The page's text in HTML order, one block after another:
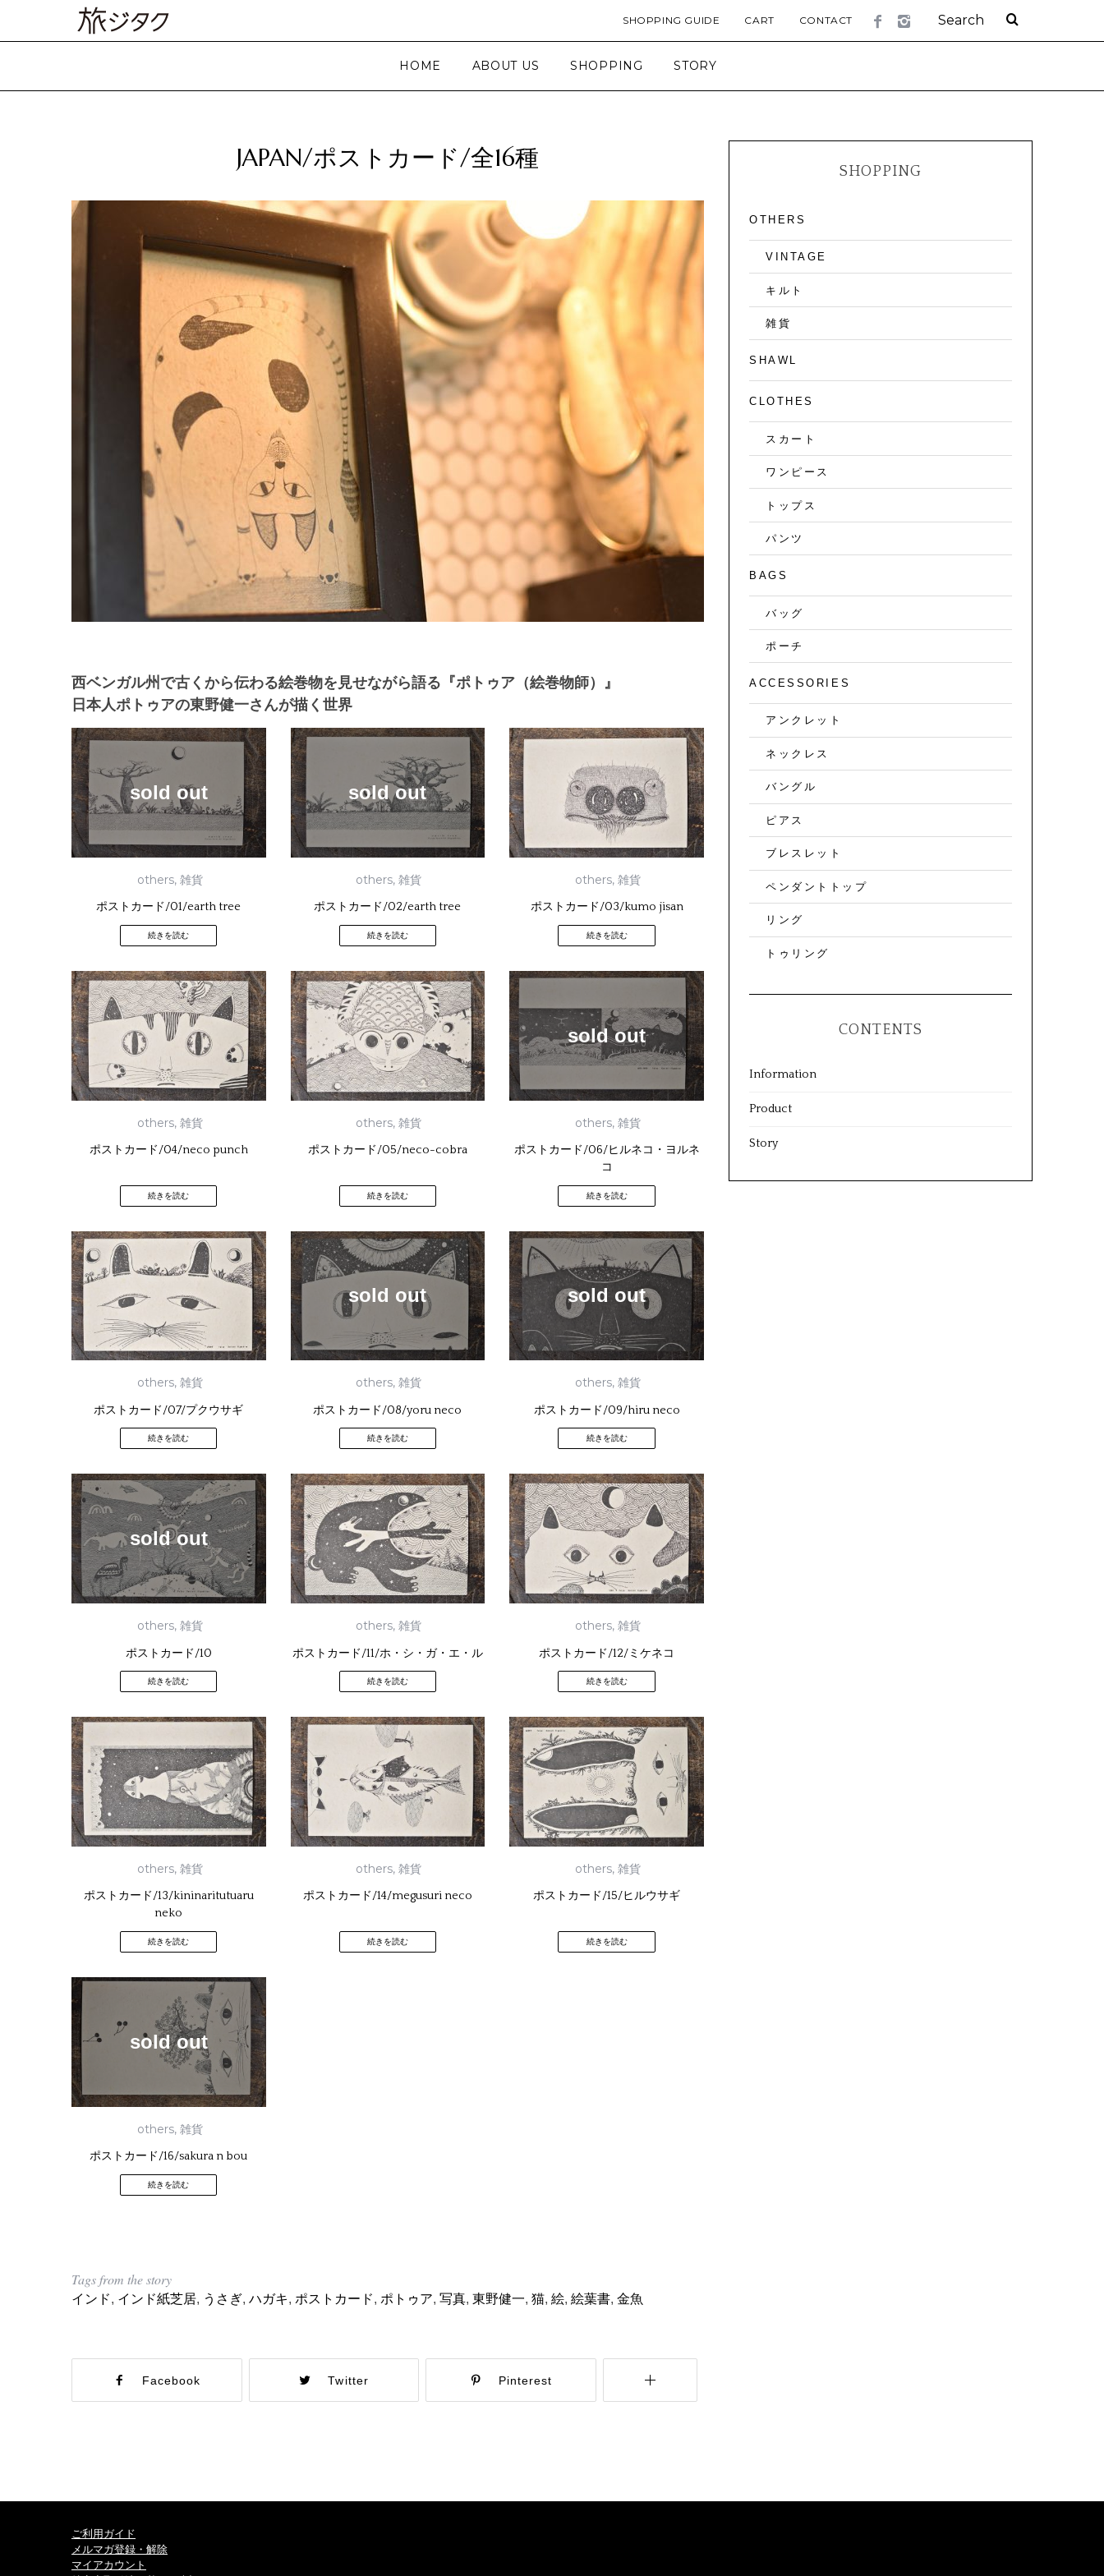
SHOPPING GUIDE CART CONTACT
HOME ABOUT US SHOPPING STORY
JAPAN/ポストカード/全16種
西ベンガル州で古くから伝わる絵巻物を見せながら語る『ポトゥア（絵巻物師）』
日本人ポトゥアの東野健一さんが描く世界
sold out
others, 雑貨
ポストカード/01/earth tree
続きを読む
sold out
others,雑貨
ポストカード/02/earth tree
続きを読む
others,雑貨
ポストカード/03/kumo jisan
続きを読む
others, 雑貨
ポストカード/04/neco punch
続きを読む
others,雑貨
ポストカード/05/neco-cobra
続きを読む
sold out
others,雑貨
ポストカード/06/ヒルネコ・ヨルネ
コ
続きを読む
others, 雑貨
ポストカード/07/プクウサギ
続きを読む
sold out
others,雑貨
ポストカード/08/yoru neco
続きを読む
sold out
others,雑貨
ポストカード/09/hiru neco
続きを読む
sold out
others, 雑貨
ポストカード/10
続きを読む
others,雑貨
ポストカード/11/ホ・シ・ガ・エ・ル
続きを読む
others,雑貨
ポストカード/12/ミケネコ
続きを読む
others, 雑貨
ポストカード/13/kininaritutuaru
neko
続きを読む
others,雑貨
ポストカード/14/megusuri neco
続きを読む
others,雑貨
ポストカード/15/ヒルウサギ
続きを読む
sold out
others, 雑貨
ポストカード/16/sakura n bou
続きを読む
Tags from the story
インド, インド紙芝居, うさぎ, ハガキ, ポストカード, ポトゥア, 写真, 東野健一, 猫, 絵, 絵葉書, 金魚
Facebook Twitter Pinterest
SHOPPING
OTHERS
VINTAGE
キルト
雑貨
SHAWL
CLOTHES
スカート
ワンピース
トップス
パンツ
BAGS
バッグ
ポーチ
ACCESSORIES
アンクレット
ネックレス
バングル
ピアス
ブレスレット
ペンダントトップ
リング
トゥリング
CONTENTS
Information
Product
Story
ご利用ガイド
メルマガ登録・解除
マイアカウント